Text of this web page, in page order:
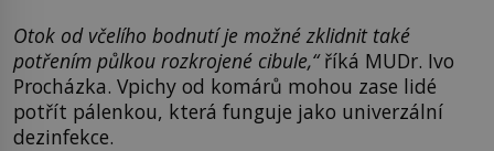
Otok od včelího bodnutí je možné zklidnit také
potřením půlkou rozkrojené cibule,“říká MUDr. Ivo
Procházka. Vpichy od komárů mohou zase lidé
potřít pálenkou, která funguje jako univerzální
dezinfekce.